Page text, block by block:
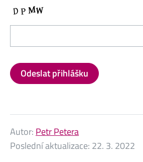
Autor: Petr Petera
Poslední aktualizace: 22. 3. 2022